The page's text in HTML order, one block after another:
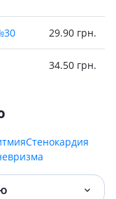
29.90 грн.
34.50 грн.
№30
41.40 грн.
41.60 грн.
Стенокардия